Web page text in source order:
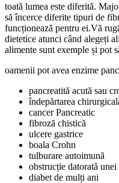
toată lumea este diferită.
să încerce diferite tipuri de
funcționează pentru ei.Vă
dietetice atunci când alegeți
alimente sunt exemple și pot
oamenii pot avea enzime
pancreatită acută sau
îndepărtarea
cancer Pancreatic
fibroză chistică
ulcere gastrice
boala Crohn
tulburare autoimună
obstrucție datorată
diabet de mulți ani